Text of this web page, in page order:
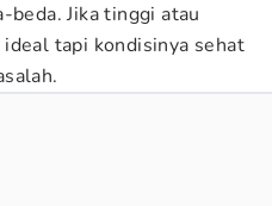
beda. Jika tinggi atau
tapi kondisinya sehat